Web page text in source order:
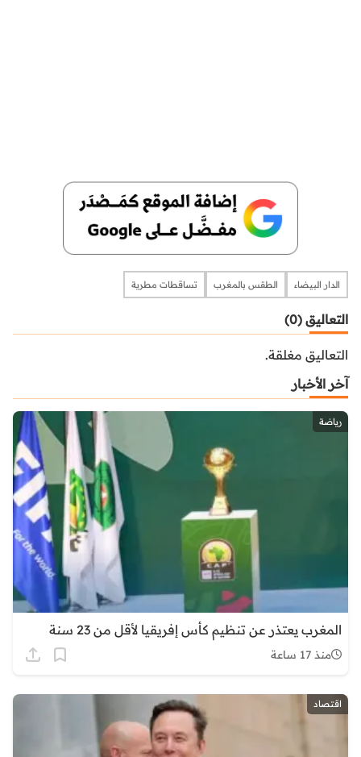
الدار البيضاء الطقس بالمغرب تساقطات مطرية
التعاليق (0)
التعاليق مغلقة.
آخر الأخبار
رياضة
المغرب يعتذر عن تنظيم كأس إفريقيا لأقل من 23 سنة
منذ 17 ساعة
اقتصاد